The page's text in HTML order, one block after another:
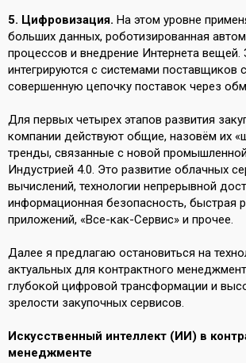
5. Цифровизация. На этом уровне
больших данных, роботизированная
процессов и внедрение Интернета вещей.
интегрируются с системами поставщиков
совершенную цепочку поставок через
Для первых четырех этапов развития
компании действуют общие, назовём их
тренды, связанные с новой
Индустрией 4.0. Это развитие облачных
вычислений, технологии непрерывной
информационная безопасность, быстрая
приложений, «Все-как-Сервис» и прочее.
Далее я предлагаю остановиться на
актуальных для контрактного
глубокой цифровой трансформации и
зрелости закупочных сервисов.
Искусственный интеллект (ИИ) в
менеджменте